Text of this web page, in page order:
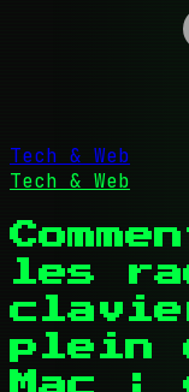
Tech & Web
Tech & Web
les
plein
Mac :